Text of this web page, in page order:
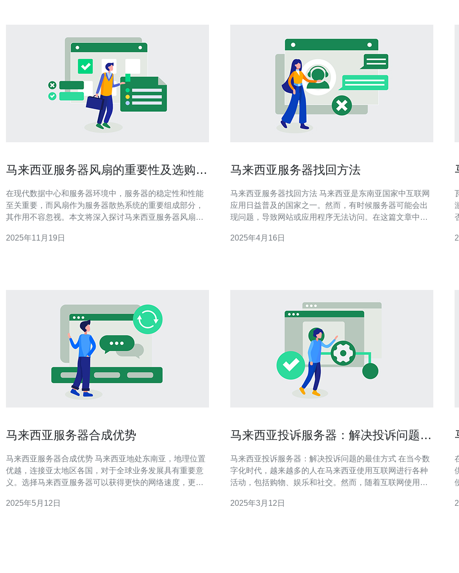
马来西亚服务器风扇的重要性及选购指
在现代数据中心和服务器环境中，服务器的稳定性和性能
至关重要，而风扇作为服务器散热系统的重要组成部分，
其作用不容忽视。本文将深入探讨马来西亚服务器风扇的
明智的选择。 1. 服务器风扇的重要性 风扇在服务器中的主
2025年11月19日
马来西亚服务器找回方法
马来西亚服务器找回方法 马来西亚是东南亚国家中互联网
应用日益普及的国家之一。然而，有时候服务器可能会出
现问题，导致网站或应用程序无法访问。在这篇文章中，
务器功能。 当服务器出现问题时，首先需要诊断问题的根
2025年4月16日
马来西亚服务器合成优势
马来西亚服务器合成优势 马来西亚地处东南亚，地理位置
优越，连接亚太地区各国，对于全球业务发展具有重要意
义。选择马来西亚服务器可以获得更快的网络速度，更稳
高度重视，建立了完善的网络安全法规和监管机制，保障
2025年5月12日
马来西亚投诉服务器：解决投诉问题的
马来西亚投诉服务器：解决投诉问题的最佳方式 在当今数
字化时代，越来越多的人在马来西亚使用互联网进行各种
活动，包括购物、娱乐和社交。然而，随着互联网使用的
务器的最佳方式，以解决这些问题。 投诉服务器是一个专
2025年3月12日